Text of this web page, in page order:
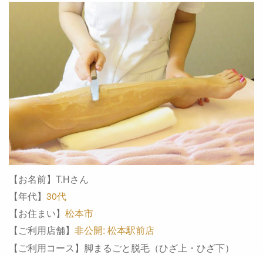
【お名前】T.Hさん
【年代】 30代
【お住まい】 松本市
【ご利用店舗】 非公開: 松本駅前店
【ご利用コース】脚まるごと脱毛（ひざ上・ひざ下）